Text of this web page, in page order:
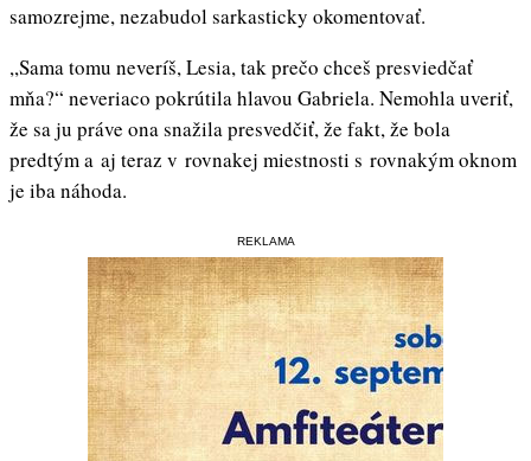
samozrejme, nezabudol sarkasticky okomentovať.
,,Sama tomu neveríš, Lesia, tak prečo chceš presviedčať
mňa?“ neveriaco pokrútila hlavou Gabriela. Nemohla uveriť,
že sa ju práve ona snažila presvedčiť, že fakt, že bola
predtým a aj teraz v rovnakej miestnosti s rovnakým oknom
je iba náhoda.
REKLAMA